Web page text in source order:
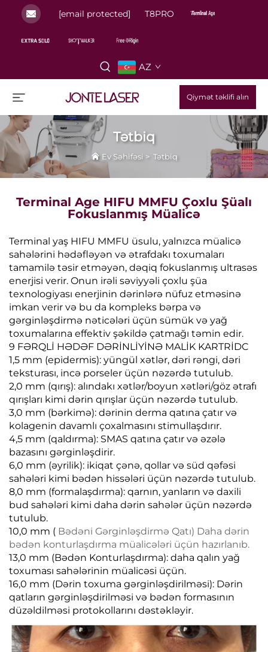
[email protected] T8PRO
AZ
Qiymət təklifi alın
Tətbiq
Ev Səhifəsi > Tətbiq
Terminal Age HIFU MMFU Çoxlu Şüalı
Fokuslanmış Müalicə
Terminal yaş HIFU MMFU üsulu, yalnızca müalicə
sahələrini hədəfləyən və ətrafdakı toxumaları
tamamilə təsir etməyən, dəqiq fokuslanmış ultrasəs
enerjisi verir. Onun irəli səviyyəli çoxlu şüa
texnologiyası enerjinin dərinlərə nüfuz etməsinə
imkan verir və bu da kompleks bərpa və
gərginləşdirmə nəticələri üçün sümük və yağ
toxumalarına effektiv şəkildə çatmağı təmin edir.
9 FƏRQLİ HƏDƏF DƏRİNLİYİNƏ MALİK KARTRİDC
1,5 mm (epidermis): yüngül xətlər, dəri rəngi, dəri
teksturası, incə porseler üçün nəzərdə tutulub.
2,0 mm (qırış): alındakı xətlər/boyun xətləri/göz ətrafı
qırışları kimi dərin qırışlar üçün nəzərdə tutulub.
3,0 mm (bərkimə): dərinin derma qatına çatır və
kolagenin davamlı çoxalmasını stimullaşdırır.
4,5 mm (qaldırma): SMAS qatına çatır və əzələ
bazasını gərginləşdirir.
6,0 mm (əyrilik): ikiqat çənə, qollar və süd qəfəsi
sahələri kimi bədən hissələri üçün nəzərdə tutulub.
8,0 mm (formalaşdırma): qarnın, yanların və daxili
bud sahələri kimi daha dərin sahələr üçün nəzərdə
tutulub.
10,0 mm ( Bədəni Gərginləşdirmə Qatı) Daha dərin
bədən konturlaşdırma müalicələri üçün hazırlanıb.
13,0 mm (Bədən Konturlaşdırma): daha qalın yağ
toxuması sahələrinin müalicəsi üçün.
16,0 mm (Dərin toxuma gərginləşdirilməsi): Dərin
qatların gərginləşdirilməsi və bədən formasının
düzəldilməsi protokollarını dəstəkləyir.